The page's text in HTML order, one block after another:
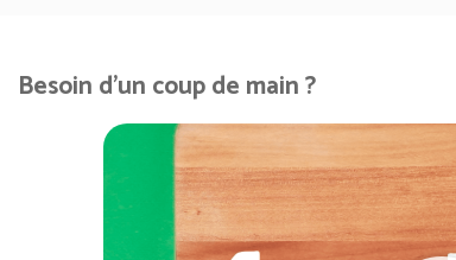
Besoin d'un coup de main ?